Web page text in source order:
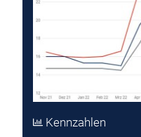
Kennzahlen